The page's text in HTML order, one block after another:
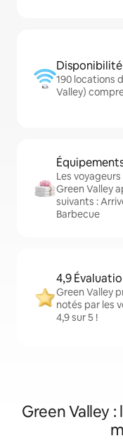
190 locations
Valley)
Les
Green Valley
suivants :
Barbecue
4,9
Green Valley
notés par les
4,9 sur 5 !
Green Valley